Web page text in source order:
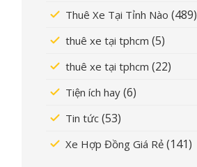
Thuê Xe Tại Tỉnh Nào (489)
thuê xe tại tphcm (5)
thuê xe tại tphcm (22)
Tiện ích hay (6)
Tin tức (53)
Xe Hợp Đồng Giá Rẻ (141)